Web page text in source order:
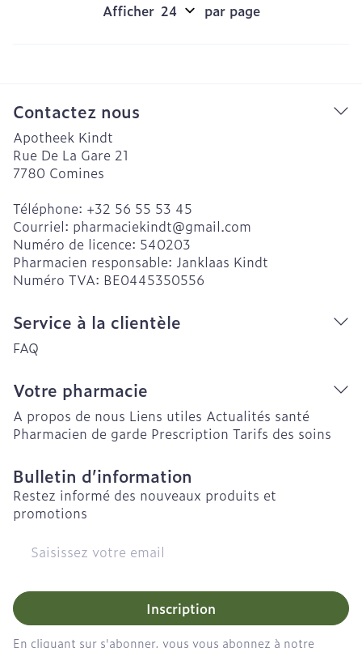
Afficher par page
Contactez nous
Apotheek Kindt
Rue De La Gare 21
7780 Comines
Téléphone: +32 56 55 53 45
Courriel: pharmaciekindt@gmail.com
Numéro de licence: 540203
Pharmacien responsable: Janklaas Kindt
Numéro TVA: BE0445350556
Service à la clientèle
FAQ
Votre pharmacie
A propos de nous Liens utiles Actualités santé
Pharmacien de garde Prescription Tarifs des soins
Bulletin d’information
Restez informé des nouveaux produits et
promotions
Adresse mail
Inscription
En cliquant sur s'abonner, vous vous abonnez à notre